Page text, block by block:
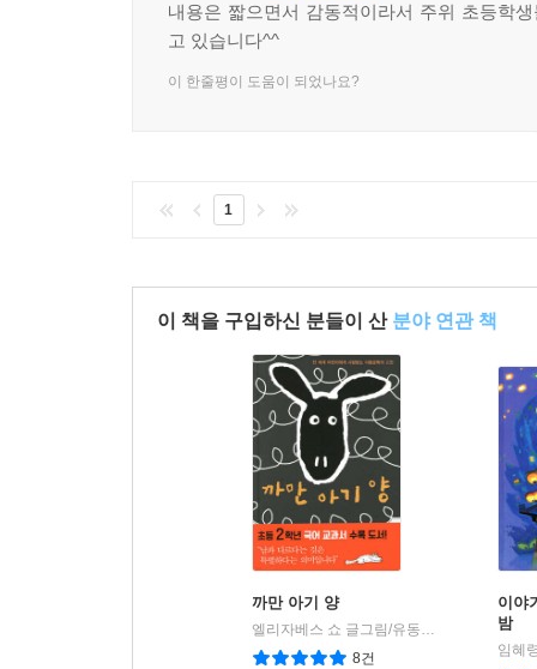
내용은 짧으면서 감동적이라서 주위 초등학
고 있습니다^^
이 한줄평이 도움이 되었나요?
1
이 책을 구입하신 분들이 산 분야 연관 책
까만 아기 양
엘리자베스 쇼 글그림/유동환 역
푸른나무
8건
이야
밤
임혜